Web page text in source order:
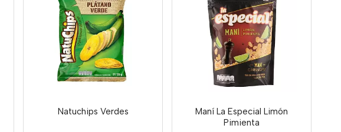
Natuchips Verdes
Maní La Especial Limón
Pimienta